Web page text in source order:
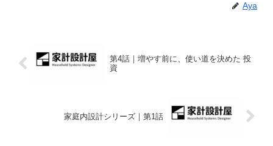
Aya
第4話｜増やす前に、使い道を決めた 投
資
家庭内設計シリーズ｜第1話